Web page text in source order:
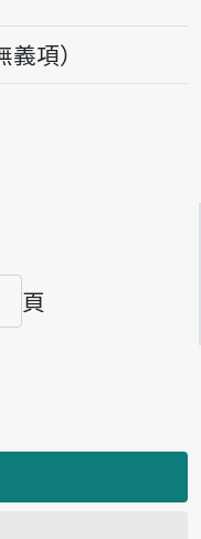
項）
頁